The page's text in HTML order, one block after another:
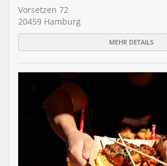
Vorsetzen 72
20459 Hamburg
MEHR DETAILS